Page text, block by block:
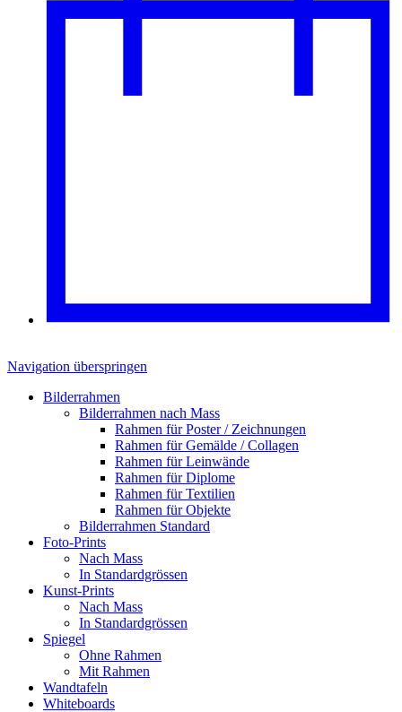
Navigation überspringen
Bilderrahmen
Bilderrahmen nach Mass
Rahmen für Poster / Zeichnungen
Rahmen für Gemälde / Collagen
Rahmen für Leinwände
Rahmen für Diplome
Rahmen für Textilien
Rahmen für Objekte
Bilderrahmen Standard
Foto-Prints
Nach Mass
In Standardgrössen
Kunst-Prints
Nach Mass
In Standardgrössen
Spiegel
Ohne Rahmen
Mit Rahmen
Wandtafeln
Whiteboards